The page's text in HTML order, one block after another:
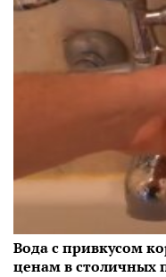
Вода с привкусом
ценам в столичных